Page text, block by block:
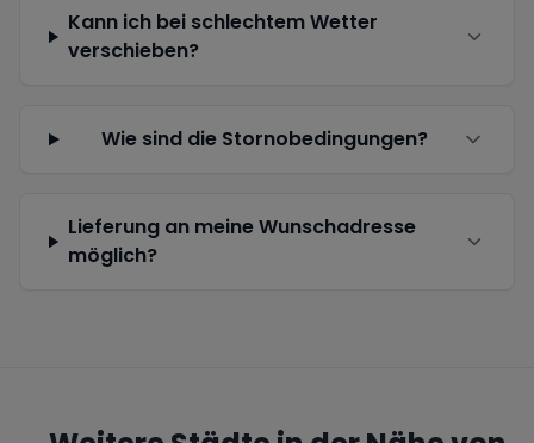
Kann ich bei schlechtem Wetter
verschieben?
Wie sind die Stornobedingungen?
Lieferung an meine Wunschadresse
möglich?